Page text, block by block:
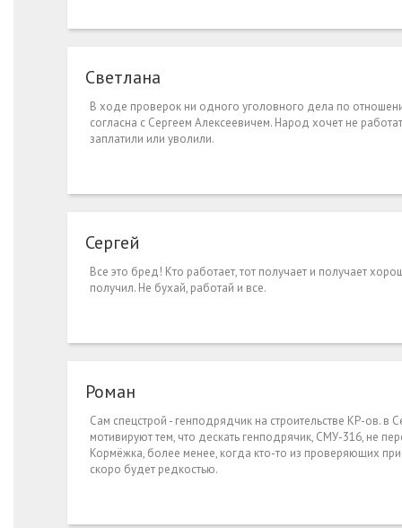
Светлана
В ходе проверок ни одного уголовного дела по
согласна с Сергеем Алексеевичем. Народ хочет не
заплатили или уволили.
Сергей
Все это бред! Кто работает, тот получает и получает
получил. Не бухай, работай и все.
Роман
Сам спецстрой - генподрядчик на строительстве КР-ов.
мотивируют тем, что дескать генподрячик, СМУ-316, не
Кормёжка, более менее, когда кто-то из проверяющих
скоро будет редкостью.